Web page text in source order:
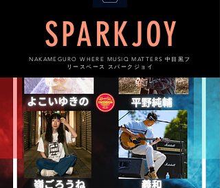
SPARKJOY
NAKAMEGURO WHERE MUSIQ MATTERS 中目黒フ
リースペース スパークジョイ